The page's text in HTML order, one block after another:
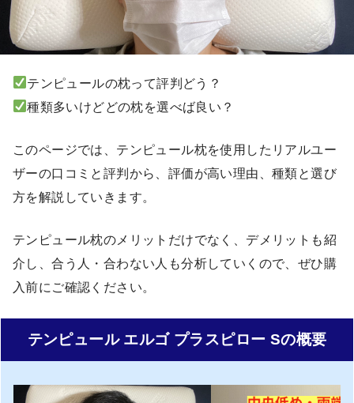
テンピュールの枕って評判どう？
種類多いけどどの枕を選べば良い？
このページでは、テンピュール枕を使用したリアルユー
ザーの口コミと評判から、評価が高い理由、種類と選び
方を解説していきます。
テンピュール枕のメリットだけでなく、デメリットも紹
介し、合う人・合わない人も分析していくので、ぜひ購
入前にご確認ください。
テンピュール エルゴ プラスピロー Sの概要